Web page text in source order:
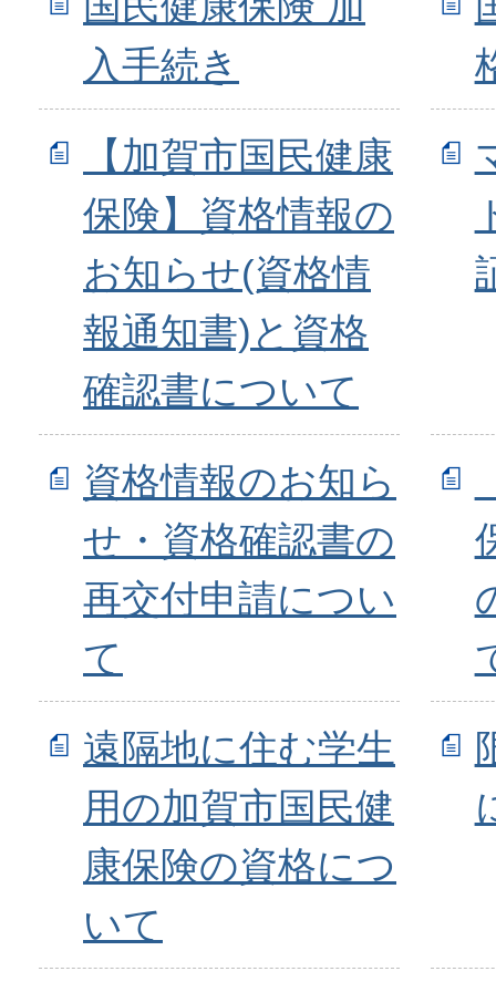
入手続き
【加賀市国民健康
保険】資格情報の
お知らせ(資格情
報通知書)と資格
確認書について
資格情報のお知ら
せ・資格確認書の
再交付申請につい
て
遠隔地に住む学生
用の加賀市国民健
康保険の資格につ
いて